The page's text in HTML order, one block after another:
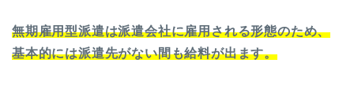
無期雇用型派遣は派遣会社に雇用される形態のため、
基本的には派遣先がない間も給料が出ます。